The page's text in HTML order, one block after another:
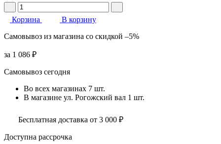
Корзина
В корзину
Самовывоз из магазина со скидкой –5%
за 1 086 ₽
Самовывоз сегодня
Во всех магазинах 7 шт.
В магазине ул. Рогожский вал 1 шт.
Бесплатная доставка от 3 000 ₽
Доступна рассрочка